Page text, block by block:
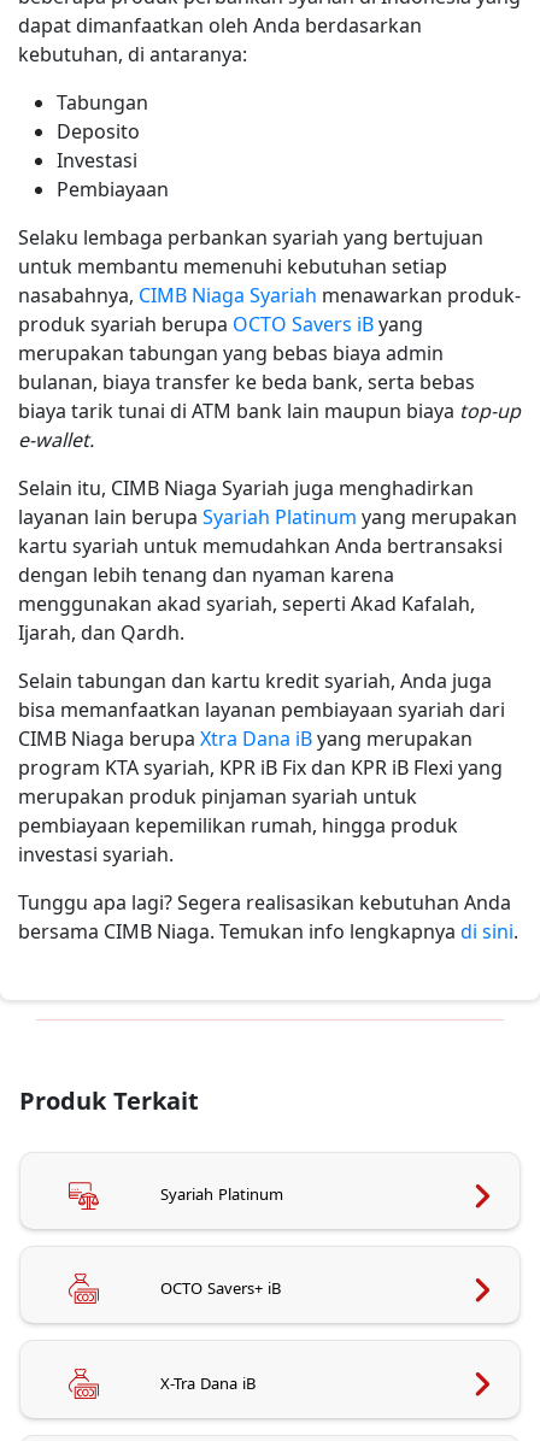
dapat dimanfaatkan oleh Anda berdasarkan
kebutuhan, di antaranya:
Tabungan
Deposito
Investasi
Pembiayaan
Selaku lembaga perbankan syariah yang bertujuan
untuk membantu memenuhi kebutuhan setiap
nasabahnya, CIMB Niaga Syariah menawarkan produk-
produk syariah berupa OCTO Savers iByang
merupakan tabungan yang bebas biaya admin
bulanan, biaya transfer ke beda bank, serta bebas
biaya tarik tunai di ATM bank lain maupun biaya top-up
e-wallet.
Selain itu, CIMB Niaga Syariah juga menghadirkan
layanan lain berupa Syariah Platinum yang merupakan
kartu syariah untuk memudahkan Anda bertransaksi
dengan lebih tenang dan nyaman karena
menggunakan akad syariah, seperti Akad Kafalah,
Ijarah, dan Qardh.
Selain tabungan dan kartu kredit syariah, Anda juga
bisa memanfaatkan layanan pembiayaan syariah dari
CIMB Niaga berupa Xtra Dana iByang merupakan
program KTA syariah, KPR iB Fix dan KPR iB Flexi yang
merupakan produk pinjaman syariah untuk
pembiayaan kepemilikan rumah, hingga produk
investasi syariah.
Tunggu apa lagi? Segera realisasikan kebutuhan Anda
bersama CIMB Niaga. Temukan info lengkapnya di sini.
Produk Terkait
Syariah Platinum
OCTO Savers+ iB
X-Tra Dana iB